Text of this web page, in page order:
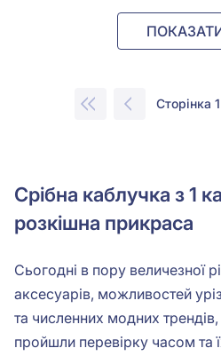
Сторінка
Срібна каблучка з 1
розкішна прикраса
Сьогодні в пору величезної
аксесуарів, можливостей
та численних модних
пройшли перевірку часом та